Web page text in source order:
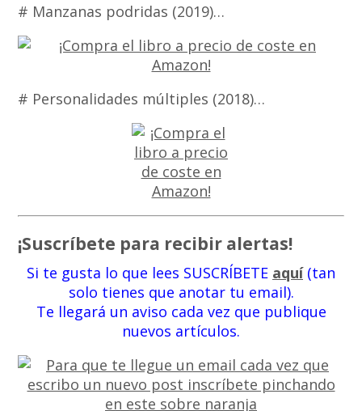
# Manzanas podridas (2019)…
# Personalidades múltiples (2018)…
¡Suscríbete para recibir alertas!
Si te gusta lo que lees SUSCRÍBETE aquí(tan
solo tienes que anotar tu email).
Te llegará un aviso cada vez que publique
nuevos artículos.